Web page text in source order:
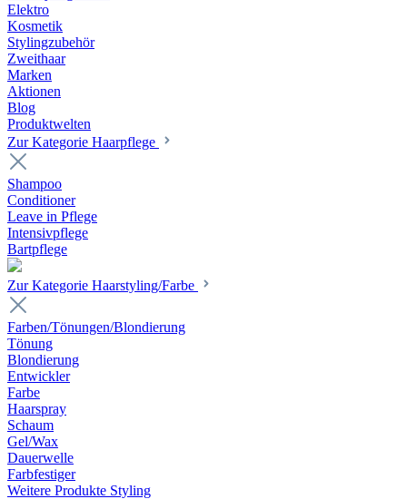
Elektro
Kosmetik
Stylingzubehör
Zweithaar
Marken
Aktionen
Blog
Produktwelten
Zur Kategorie Haarpflege
Shampoo
Conditioner
Leave in Pflege
Intensivpflege
Bartpflege
Zur Kategorie Haarstyling/Farbe
Farben/Tönungen/Blondierung
Tönung
Blondierung
Entwickler
Farbe
Haarspray
Schaum
Gel/Wax
Dauerwelle
Farbfestiger
Weitere Produkte Styling